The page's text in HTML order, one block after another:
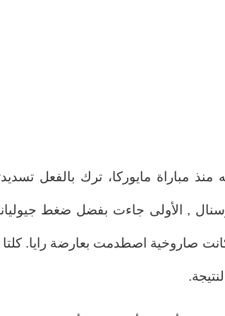
منذ مباراة مايوركا، ترك بالفعل
, الأولى جاءت بفضل ضغط
كانت صاروخية اصطدمت بعارضة رايا. كلتا